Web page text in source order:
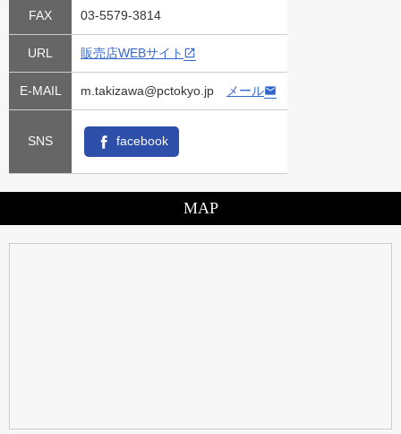
FAX 03-5579-3814
URL 販売店WEBサイト
E-MAIL m.takizawa@pctokyo.jp メール
SNS facebook
MAP